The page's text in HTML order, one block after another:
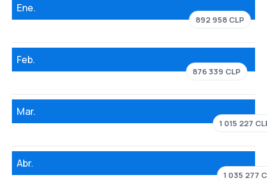
Ene.
892 958 CLP
Feb.
876 339 CLP
Mar.
1 015 227
Abr.
1 035 277